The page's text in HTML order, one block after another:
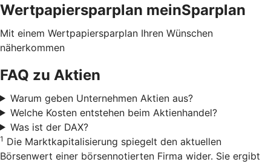
Wertpapiersparplan meinSparplan
Mit einem Wertpapiersparplan Ihren Wünschen
näherkommen
FAQ zu Aktien
Warum geben Unternehmen Aktien aus?
Welche Kosten entstehen beim Aktienhandel?
Was ist der DAX?
1 Die Marktkapitalisierung spiegelt den aktuellen
Börsenwert einer börsennotierten Firma wider. Sie ergibt